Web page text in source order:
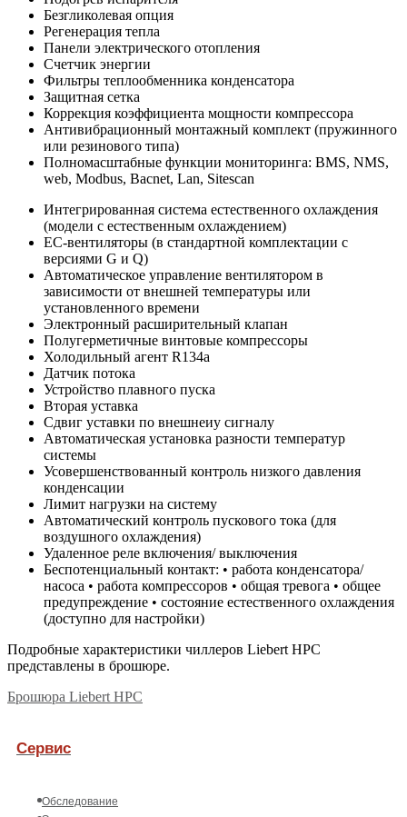
Безгликолевая опция
Регенерация тепла
Панели электрического отопления
Счетчик энергии
Фильтры теплообменника конденсатора
Защитная сетка
Коррекция коэффициента мощности компрессора
Антивибрационный монтажный комплект (пружинного
или резинового типа)
Полномасштабные функции мониторинга: BMS, NMS,
web, Modbus, Bacnet, Lan, Sitescan
Интегрированная система естественного охлаждения
(модели с естественным охлаждением)
EC-вентиляторы (в стандартной комплектации с
версиями G и Q)
Автоматическое управление вентилятором в
зависимости от внешней температуры или
установленного времени
Электронный расширительный клапан
Полугерметичные винтовые компрессоры
Холодильный агент R134a
Датчик потока
Устройство плавного пуска
Вторая уставка
Сдвиг уставки по внешнеиу сигналу
Автоматическая установка разности температур
системы
Усовершенствованный контроль низкого давления
конденсации
Лимит нагрузки на систему
Автоматический контроль пускового тока (для
воздушного охлаждения)
Удаленное реле включения/ выключения
Беспотенциальный контакт: • работа конденсатора/
насоса • работа компрессоров • общая тревога • общее
предупреждение • состояние естественного охлаждения
(доступно для настройки)
Подробные характеристики чиллеров Liebert HPC
представлены в брошюре.
Брошюра Liebert HPC
Сервис
Обследование